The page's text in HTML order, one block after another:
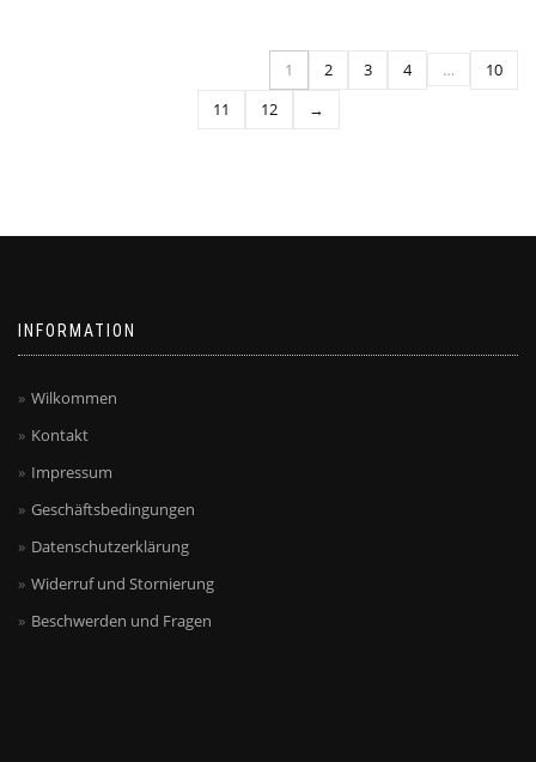
1 2 3 4 …
10
11
12 →
INFORMATION
Wilkommen
Kontakt
Impressum
Geschäftsbedingungen
Datenschutzerklärung
Widerruf und Stornierung
Beschwerden und Fragen